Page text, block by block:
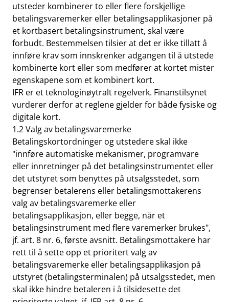
utsteder kombinerer to eller flere forskjellige
betalingsvaremerker eller betalingsapplikasjoner på
et kortbasert betalingsinstrument, skal være
forbudt. Bestemmelsen tilsier at det er ikke tillatt å
innføre krav som innskrenker adgangen til å utstede
kombinerte kort eller som medfører at kortet mister
egenskapene som et kombinert kort.
IFR er et teknologinøytralt regelverk. Finanstilsynet
vurderer derfor at reglene gjelder for både fysiske og
digitale kort.
1.2 Valg av betalingsvaremerke
Betalingskortordninger og utstedere skal ikke
"innføre automatiske mekanismer, programvare
eller innretninger på det betalingsinstrumentet eller
det utstyret som benyttes på utsalgsstedet, som
begrenser betalerens eller betalingsmottakerens
valg av betalingsvaremerke eller
betalingsapplikasjon, eller begge, når et
betalingsinstrument med flere varemerker brukes",
jf. art. 8 nr. 6, første avsnitt. Betalingsmottakere har
rett til å sette opp et prioritert valg av
betalingsvaremerke eller betalingsapplikasjon på
utstyret (betalingsterminalen) på utsalgsstedet, men
skal ikke hindre betaleren i å tilsidesette det